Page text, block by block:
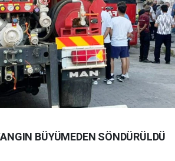
BÜYÜMEDEN SÖNDÜRÜLDÜ